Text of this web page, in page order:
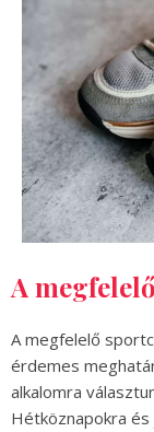
A
A megfelelő
érdemes
alkalomra
Hétköznapokra